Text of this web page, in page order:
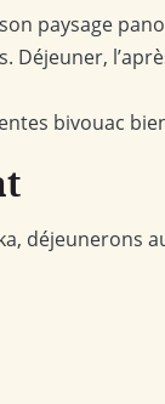
paysage
bivouac
déjeunerons